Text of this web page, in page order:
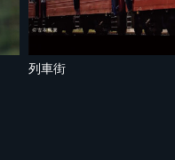
列車街